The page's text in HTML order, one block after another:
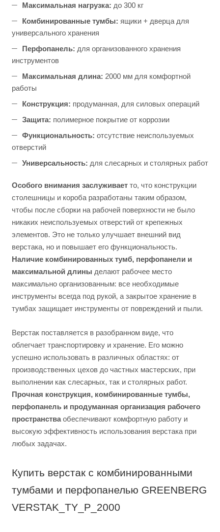
Максимальная нагрузка: до 300 кг
Комбинированные тумбы: ящики + дверца для
универсального хранения
Перфопанель: для организованного хранения
инструментов
Максимальная длина: 2000 мм для комфортной
работы
Конструкция: продуманная, для силовых операций
Защита: полимерное покрытие от коррозии
Функциональность: отсутствие неиспользуемых
отверстий
Универсальность: для слесарных и столярных работ
Особого внимания заслуживает то, что конструкции
столешницы и короба разработаны таким образом,
чтобы после сборки на рабочей поверхности не было
никаких неиспользуемых отверстий от крепежных
элементов. Это не только улучшает внешний вид
верстака, но и повышает его функциональность.
Наличие комбинированных тумб, перфопанели и
максимальной длины делают рабочее место
максимально организованным: все необходимые
инструменты всегда под рукой, а закрытое хранение в
тумбах защищает инструменты от повреждений и пыли.
Верстак поставляется в разобранном виде, что
облегчает транспортировку и хранение. Его можно
успешно использовать в различных областях: от
производственных цехов до частных мастерских, при
выполнении как слесарных, так и столярных работ.
Прочная конструкция, комбинированные тумбы,
перфопанель и продуманная организация рабочего
пространстваобеспечивают комфортную работу и
высокую эффективность использования верстака при
любых задачах.
Купить верстак с комбинированными
тумбами и перфопанелью GREENBERG
VERSTAK_TY_P_2000